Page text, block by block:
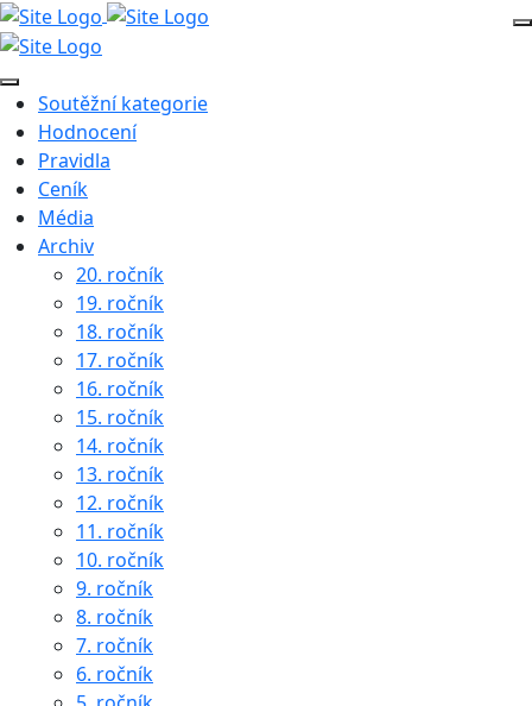
Soutěžní kategorie
Hodnocení
Pravidla
Ceník
Média
Archiv
20. ročník
19. ročník
18. ročník
17. ročník
16. ročník
15. ročník
14. ročník
13. ročník
12. ročník
11. ročník
10. ročník
9. ročník
8. ročník
7. ročník
6. ročník